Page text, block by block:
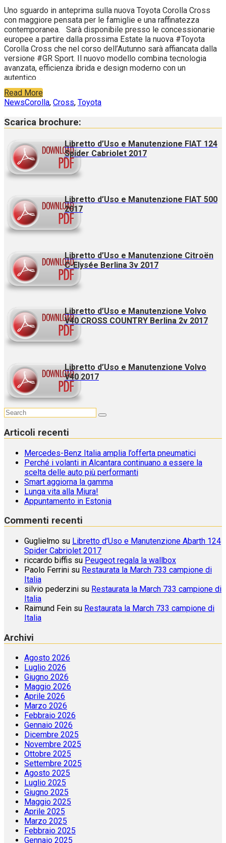
Uno sguardo in anteprima sulla nuova Toyota Corolla Cross
con maggiore pensata per le famiglie e una raffinatezza
contemporanea. Sarà disponibile presso le concessionarie
europee a partire dalla prossima Estate la nuova #Toyota
Corolla Cross che nel corso dell’Autunno sarà affiancata dalla
versione #GR Sport. Il nuovo modello combina tecnologia
avanzata, efficienza ibrida e design moderno con un
autentico…
Read More
NewsCorolla, Cross, Toyota
Scarica brochure:
Libretto d’Uso e Manutenzione FIAT 124
Spider Cabriolet 2017
Libretto d’Uso e Manutenzione FIAT 500
2017
Libretto d’Uso e Manutenzione Citroën
C-Elysée Berlina 3v 2017
Libretto d’Uso e Manutenzione Volvo
V40 CROSS COUNTRY Berlina 2v 2017
Libretto d’Uso e Manutenzione Volvo
V40 2017
Articoli recenti
Mercedes-Benz Italia amplia l’offerta pneumatici
Perché i volanti in Alcantara continuano a essere la
scelta delle auto più performanti
Smart aggiorna la gamma
Lunga vita alla Miura!
Appuntamento in Estonia
Commenti recenti
Guglielmo su Libretto d’Uso e Manutenzione Abarth 124
Spider Cabriolet 2017
riccardo biffis su Peugeot regala la wallbox
Paolo Ferrini su Restaurata la March 733 campione di
Italia
silvio pederzini su Restaurata la March 733 campione di
Italia
Raimund Fein su Restaurata la March 733 campione di
Italia
Archivi
Agosto 2026
Luglio 2026
Giugno 2026
Maggio 2026
Aprile 2026
Marzo 2026
Febbraio 2026
Gennaio 2026
Dicembre 2025
Novembre 2025
Ottobre 2025
Settembre 2025
Agosto 2025
Luglio 2025
Giugno 2025
Maggio 2025
Aprile 2025
Marzo 2025
Febbraio 2025
Gennaio 2025